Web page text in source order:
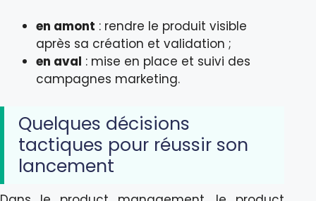
en amont : rendre le produit visible
après sa création et validation ;
en aval : mise en place et suivi des
campagnes marketing.
Quelques décisions
tactiques pour réussir son
lancement